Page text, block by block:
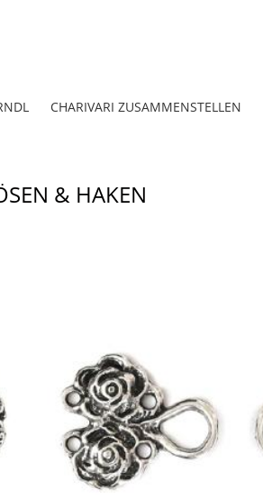
CHARIVARI ZUSAMMENSTELLEN
& HAKEN